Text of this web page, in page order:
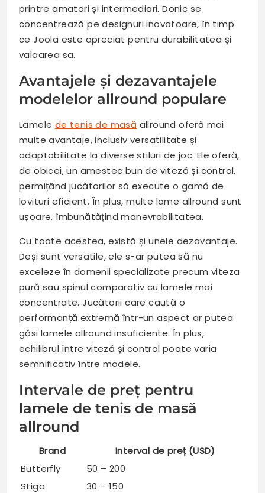
printre amatori și intermediari. Donic se
concentrează pe designuri inovatoare, în timp
ce Joola este apreciat pentru durabilitatea și
valoarea sa.
Avantajele și dezavantajele
modelelor allround populare
Lamele de tenis de masă allround oferă mai
multe avantaje, inclusiv versatilitate și
adaptabilitate la diverse stiluri de joc. Ele oferă,
de obicei, un amestec bun de viteză și control,
permițând jucătorilor să execute o gamă de
lovituri eficient. În plus, multe lame allround sunt
ușoare, îmbunătățind manevrabilitatea.
Cu toate acestea, există și unele dezavantaje.
Deși sunt versatile, ele s-ar putea să nu
exceleze în domenii specializate precum viteza
pură sau spinul comparativ cu lamele mai
concentrate. Jucătorii care caută o
performanță extremă într-un aspect ar putea
găsi lamele allround insuficiente. În plus,
echilibrul între viteză și control poate varia
semnificativ între modele.
Intervale de preț pentru
lamele de tenis de masă
allround
Brand
Interval de preț (USD)
Butterfly
50 – 200
Stiga
30 – 150